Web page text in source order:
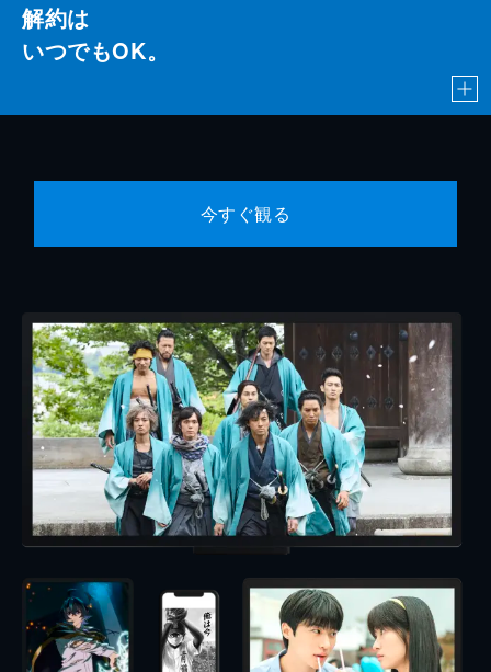
解約は
いつでもOK。
今すぐ観る